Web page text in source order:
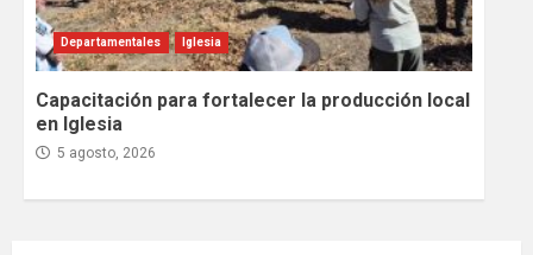
Departamentales Iglesia
Capacitación para fortalecer la producción local
en Iglesia
5 agosto, 2026